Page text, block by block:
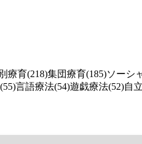
療育(218)集団療育(185)ソーシ
言語療法(54)遊戯療法(52)自